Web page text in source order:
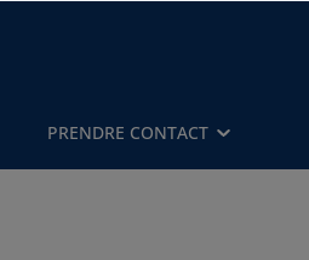
PRENDRE CONTACT